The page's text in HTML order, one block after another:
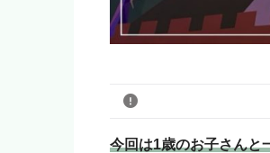
今回は1歳のお子さんと